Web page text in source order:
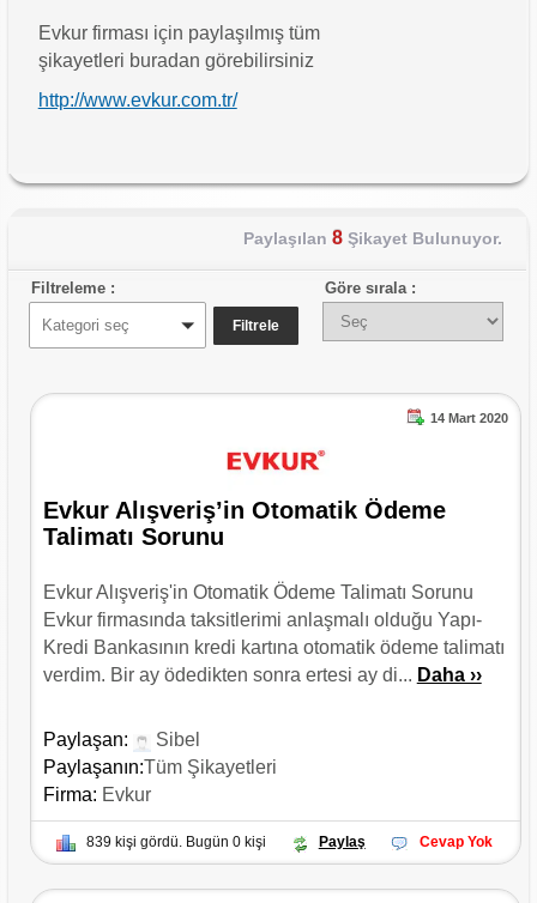
Evkur firması için paylaşılmış tüm
şikayetleri buradan görebilirsiniz
http://www.evkur.com.tr/
Paylaşılan 8Şikayet Bulunuyor.
Filtreleme :
Kategori seç
Göre sırala :
14 Mart 2020
Evkur Alışveriş’in Otomatik Ödeme
Talimatı Sorunu
Evkur Alışveriş'in Otomatik Ödeme Talimatı Sorunu
Evkur firmasında taksitlerimi anlaşmalı olduğu Yapı-
Kredi Bankasının kredi kartına otomatik ödeme talimatı
verdim. Bir ay ödedikten sonra ertesi ay di... Daha ››
Paylaşan:
Sibel
Paylaşanın:Tüm Şikayetleri
Firma: Evkur
839 kişi gördü. Bugün 0 kişi Paylaş Cevap Yok